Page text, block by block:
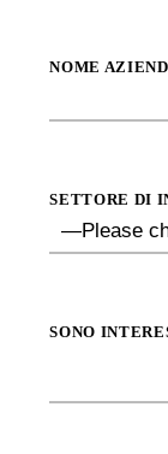
NOME
SETTORE DI
SONO